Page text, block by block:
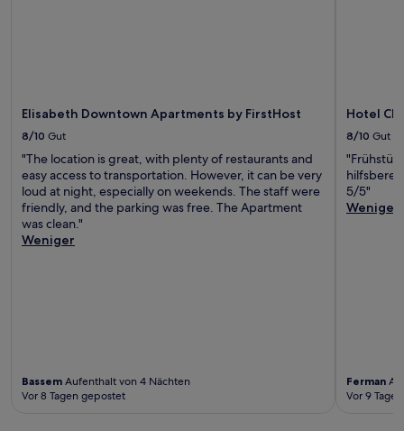
Elisabeth Downtown Apartments by FirstHost
8/10 Gut
"The location is great, with plenty of restaurants and
easy access to transportation. However, it can be very
loud at night, especially on weekends. The staff were
friendly, and the parking was free. The Apartment
was clean."
Weniger
Bassem Aufenthalt von 4 Nächten
Vor 8 Tagen gepostet
Hotel
8/10 Gut
5/5"
Weniger
Ferman
Vor 9